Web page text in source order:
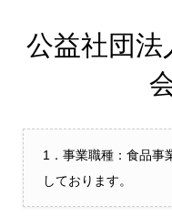
公益社団法
1．事業職種：食品事
しております。